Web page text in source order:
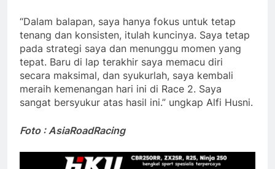
“Dalam balapan, saya hanya fokus untuk tetap
tenang dan konsisten, itulah kuncinya. Saya tetap
pada strategi saya dan menunggu momen yang
tepat. Baru di lap terakhir saya memacu diri
secara maksimal, dan syukurlah, saya kembali
meraih kemenangan hari ini di Race 2. Saya
sangat bersyukur atas hasil ini.” ungkap Alfi Husni.
Foto : AsiaRoadRacing